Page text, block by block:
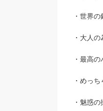
・世界
・大人
・最高
・めっ
・魅惑